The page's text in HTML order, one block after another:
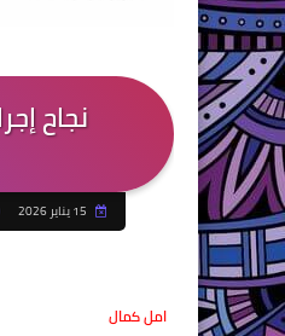
امل كمال